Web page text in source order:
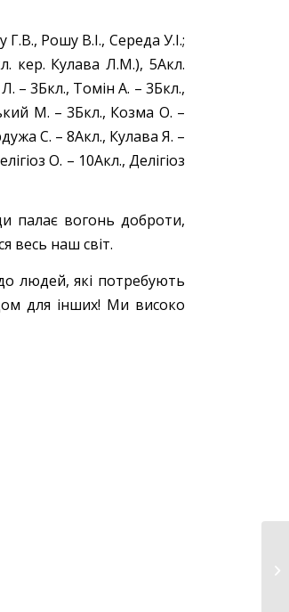
Рошу В.І., Середа У.І.;
кер. Кулава Л.М.), 5Акл.
– 3Бкл., Томін А. – 3Бкл.,
М. – 3Бкл., Козма О. –
С. – 8Акл., Кулава Я. –
О. – 10Акл., Делігіоз
палає вогонь доброти,
весь наш світ.
людей, які потребують
для інших! Ми високо